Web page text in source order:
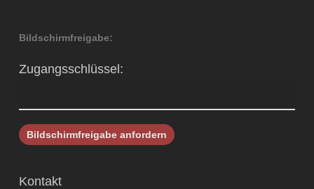
Bildschirmfreigabe:
Zugangsschlüssel:
Kontakt